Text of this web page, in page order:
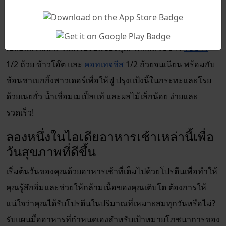
แพนเค้กเป็นอาหารเช้าที่มีน้ำตาลและคาร์โบไฮเดรตสูง แต่
คุณสามารถเปลี่ยนให้เป็นอาหารเช้าที่มีโปรตีนสูงได้โดยการ
เปลี่ยนส่วนผสม ในเครื่องปั่นของคุณ ให้ผสมไข่ขาวไข่ขาว
1/2 ถ้วย ข้าวโอ๊ต และ คอทเทจชีส 1/2 ถ้วยจนเนียน พร้อมกับ
ช้อนชาเบกกิ้งพาวเดอร์เพื่อให้ฟู ปรุงแป้งนี้ในกระทะและโรย
ด้วยเนยถั่ว น้ำเชื่อมเมเปิ้ลแท้ และผลไม้เล็กน้อย ง่ายและ
รวดเร็ว!
ลองหนึ่งในไอเดียอาหารเช้าเหล่านี้เพื่อ
วันสุขภาพที่ดีขึ้น
เริ่มต้นวันของคุณด้วยอาหารเช้าที่เต็มไปด้วยโปรตีนเพื่อทำให้
คุณรู้สึกอิ่มและช่วยให้กล้ามเนื้อของคุณเติบโต ต้องการให้
แน่ใจว่าคุณได้รับโปรตีนในปริมาณที่เหมาะสมทุกวันหรือไม่?
รับแผนมื้ออาหารที่กำหนดเองสำหรับเป้าหมายโภชนาการของ